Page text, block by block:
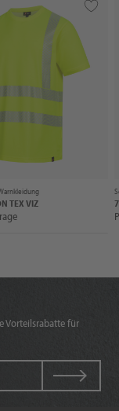
TEX VIZ
Vorteilsrabatte für